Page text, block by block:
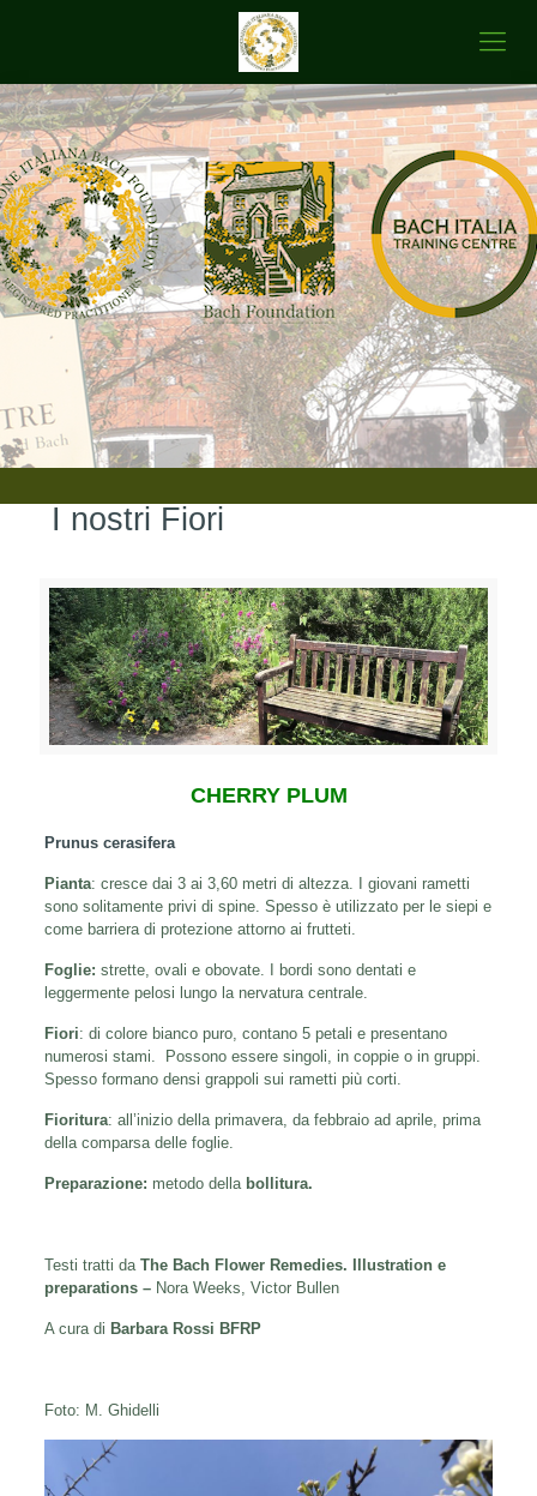
I nostri Fiori
CHERRY PLUM
Prunus cerasifera
Pianta: cresce dai 3 ai 3,60 metri di altezza. I giovani rametti
sono solitamente privi di spine. Spesso è utilizzato per le siepi e
come barriera di protezione attorno ai frutteti.
Foglie: strette, ovali e obovate. I bordi sono dentati e
leggermente pelosi lungo la nervatura centrale.
Fiori: di colore bianco puro, contano 5 petali e presentano
numerosi stami. Possono essere singoli, in coppie o in gruppi.
Spesso formano densi grappoli sui rametti più corti.
Fioritura: all’inizio della primavera, da febbraio ad aprile, prima
della comparsa delle foglie.
Preparazione: metodo dellabollitura.
Testi tratti daThe Bach Flower Remedies.
Illustration e
preparations – Nora Weeks, Victor Bullen
A cura di Barbara Rossi BFRP
Foto: M. Ghidelli